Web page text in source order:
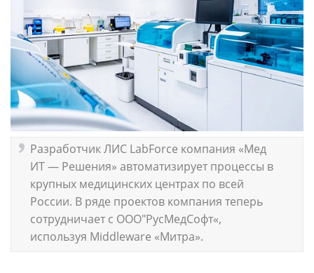
Разработчик ЛИС LabForce компания «Мед
ИТ — Решения» автоматизирует процессы в
крупных медицинских центрах по всей
России. В ряде проектов компания теперь
сотрудничает с ООО"РусМедСофт«,
используя Middleware «Митра».